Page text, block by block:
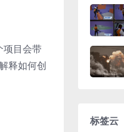
项目会带
释如何创
标签云